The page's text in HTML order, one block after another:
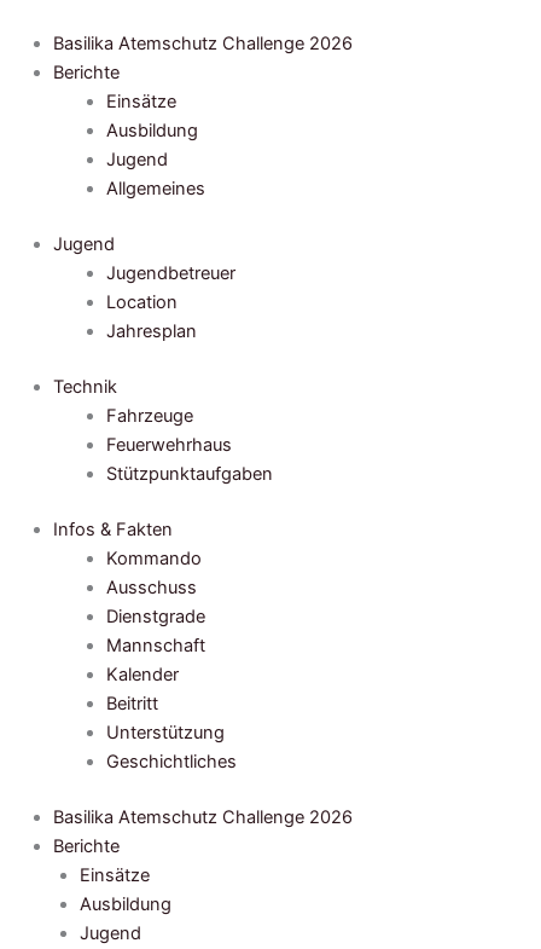
Inhalt
springen
Basilika Atemschutz Challenge 2026
Berichte
Einsätze
Ausbildung
Jugend
Allgemeines
Jugend
Jugendbetreuer
Location
Jahresplan
Technik
Fahrzeuge
Feuerwehrhaus
Stützpunktaufgaben
Infos & Fakten
Kommando
Ausschuss
Dienstgrade
Mannschaft
Kalender
Beitritt
Unterstützung
Geschichtliches
Basilika Atemschutz Challenge 2026
Berichte
Einsätze
Ausbildung
Jugend